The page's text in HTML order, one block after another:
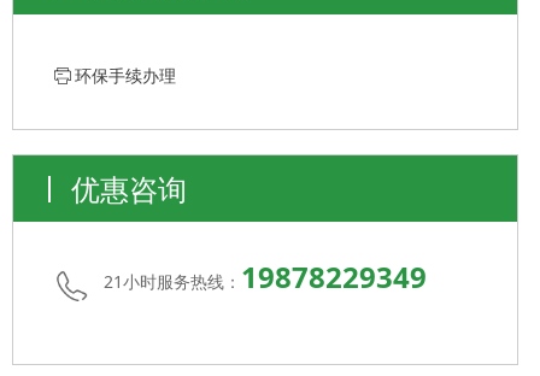
优惠咨询
21小时服务热线： 19878229349
ꁧ 环保手续办理